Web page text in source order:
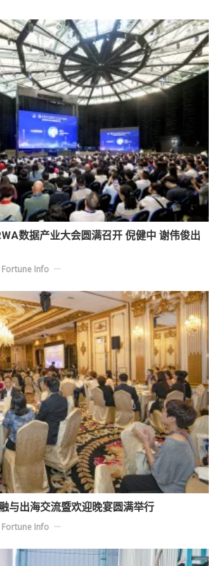
数据产业大会圆满召开 倪健中 谢伟俊出
Fortune Info
与出海交流暨欢迎晚宴圆满举行
Fortune Info